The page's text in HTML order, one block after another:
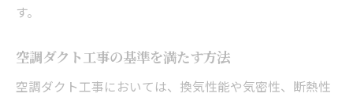
す。
空調ダクト工事の基準を満たす方法
空調ダクト工事においては、換気性能や気密性、断熱性